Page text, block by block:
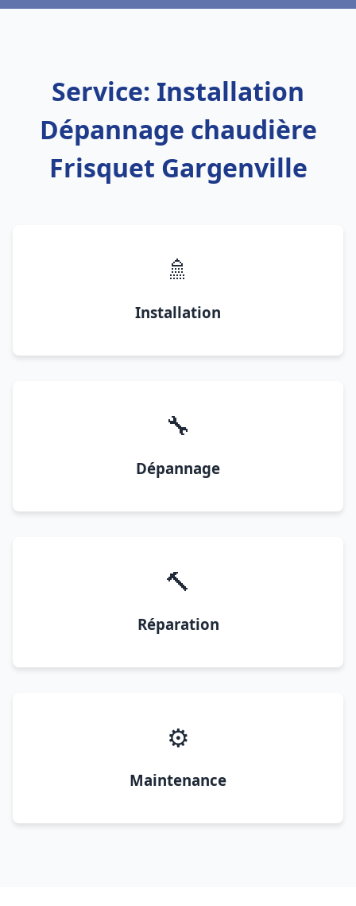
Service: Installation
Dépannage chaudière
Frisquet Gargenville
🚿
Installation
🔧
Dépannage
🔨
Réparation
⚙️
Maintenance